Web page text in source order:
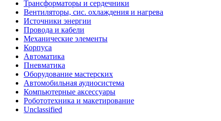
Трансформаторы и сердечники
Вентиляторы, сис. охлаждения и нагрева
Источники энергии
Провода и кабели
Механические элементы
Корпуса
Автоматика
Пневматика
Оборудование мастерских
Автомобильная аудиосистема
Компьютерные аксессуары
Робототехника и макетирование
Unclassified